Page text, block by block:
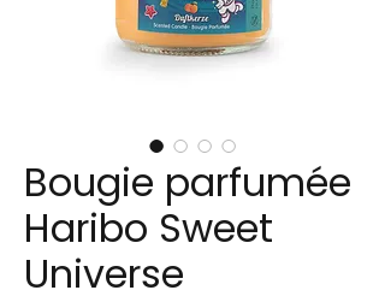
Bougie parfumée
Haribo Sweet
Universe